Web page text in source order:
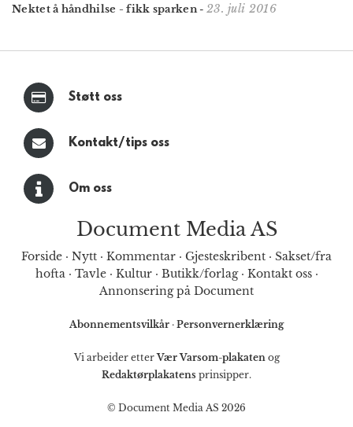
Nektet å håndhilse - fikk sparken- 23. juli 2016
Støtt oss
Kontakt/tips oss
Om oss
Document Media AS
Forside · Nytt · Kommentar · Gjesteskribent · Sakset/fra
hofta· Tavle· Kultur· Butikk/forlag· Kontakt oss·
Annonsering på Document
Abonnementsvilkår · Personvernerklæring
Vi arbeider etterVær Varsom-plakatenog
Redaktørplakatens prinsipper.
© Document Media AS 2026